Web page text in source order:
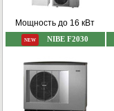
Мощность до 16 кВт
NEW NIBE F2030